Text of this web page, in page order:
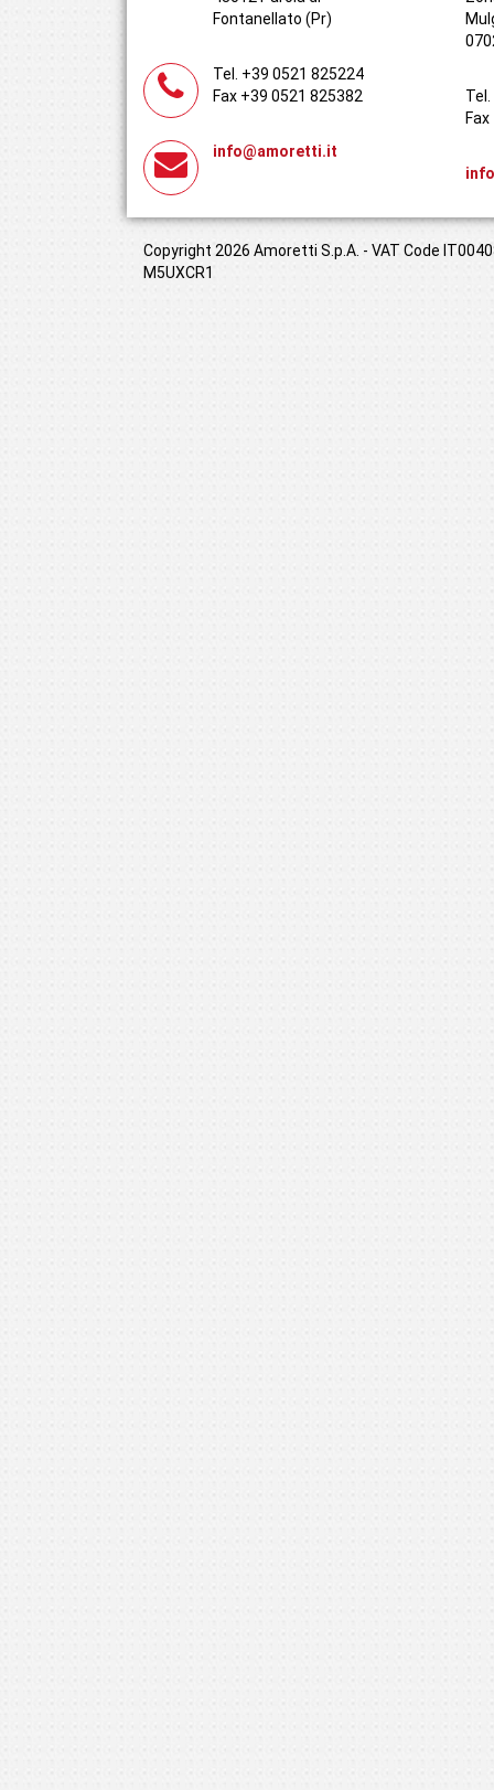
Fontanellato (Pr)
Tel. +39 0521 825224
Fax +39 0521 825382
info@amoretti.it
Copyright 2026 Amoretti S.p.A. - VAT Code
M5UXCR1